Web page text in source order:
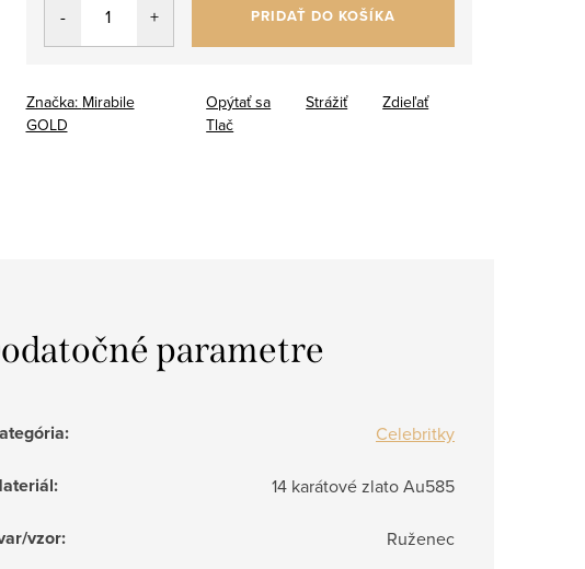
PRIDAŤ DO KOŠÍKA
Značka: Mirabile
GOLD
Tlač
Opýtať sa Strážiť Zdieľať
parametre
: Celebritky
: 14 karátové zlato Au585
vzor: Ruženec